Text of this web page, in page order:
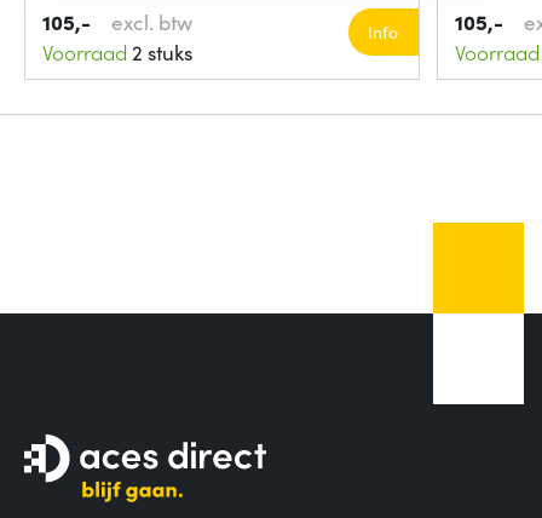
105,-
excl. btw
Voorraad 2 stuks
Info 105,-
Voorraad